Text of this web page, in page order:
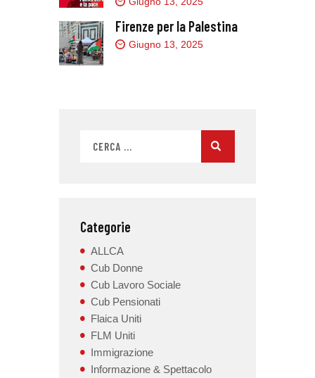
Firenze per la Palestina
Giugno 13, 2025
Categorie
ALLCA
Cub Donne
Cub Lavoro Sociale
Cub Pensionati
Flaica Uniti
FLM Uniti
Immigrazione
Informazione & Spettacolo